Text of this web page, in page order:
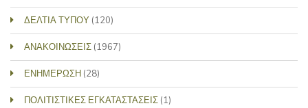
ΔΕΛΤΙΑ ΤΥΠΟΥ (120)
ΑΝΑΚΟΙΝΩΣΕΙΣ (1967)
ΕΝΗΜΕΡΩΣΗ (28)
ΠΟΛΙΤΙΣΤΙΚΕΣ ΕΓΚΑΤΑΣΤΑΣΕΙΣ (1)